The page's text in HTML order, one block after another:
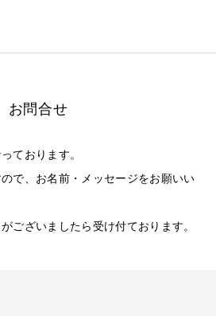
お問合せ
ております。
で、お名前・メッセージをお願いい
ございましたら受け付ております。